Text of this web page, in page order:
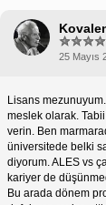
25 Mayıs
Lisans
meslek olarak.
verin. Ben
üniversitede belki
diyorum. ALES vs
kariyer de
Bu arada dönem